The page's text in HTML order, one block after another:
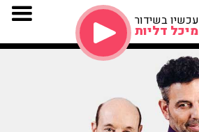
עכשיו בשידור
מיכל דליות